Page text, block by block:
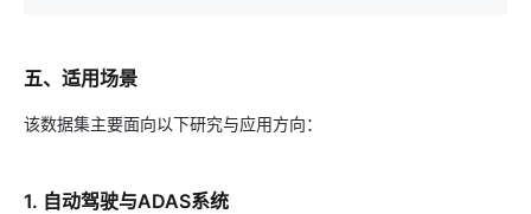
五、适用场景
该数据集主要面向以下研究与应用方向：
1. 自动驾驶与ADAS系统